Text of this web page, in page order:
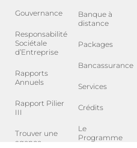
Gouvernance
Responsabilité
Sociétale
d’Entreprise
Rapports
Annuels
Rapport Pilier
III
Trouver une
agence
Banque à
distance
Packages
Bancassurance
Services
Crédits
Le
Programme